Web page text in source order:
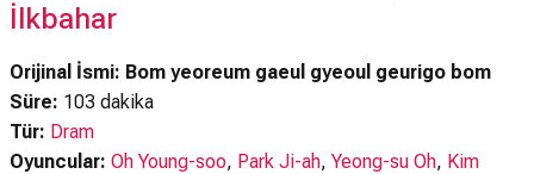
İlkbahar
Orijinal İsmi: Bom yeoreum gaeul gyeoul geurigo bom
Süre: 103 dakika
Tür: Dram
Oyuncular: Oh Young-soo, Park Ji-ah, Yeong-su Oh, Kim